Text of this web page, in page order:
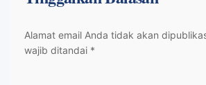
Alamat email Anda tidak akan
wajib ditandai *